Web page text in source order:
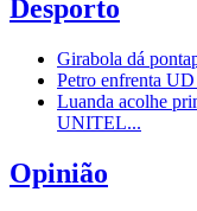
Desporto
Girabola dá
Petro enfrenta
Luanda acolhe
UNITEL...
Opinião